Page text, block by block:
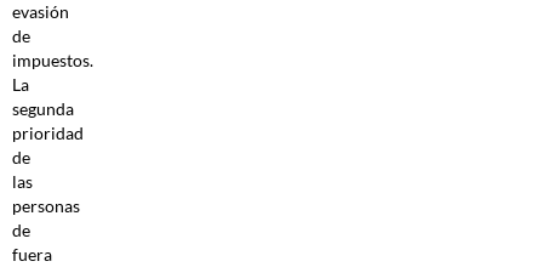
evasión
de
impuestos.
La
segunda
prioridad
de
las
personas
de
fuera